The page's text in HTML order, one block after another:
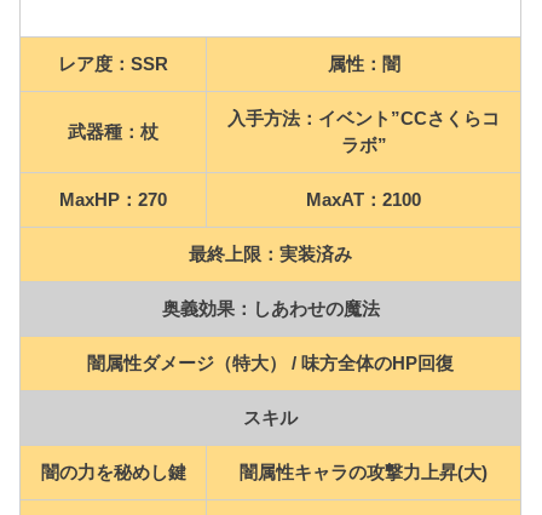
レア度：SSR 属性：闇
武器種：杖
入手方法：イベント”CCさくらコ
ラボ”
MaxHP：270 MaxAT：2100
最終上限：実装済み
奥義効果：しあわせの魔法
闇属性ダメージ（特大） / 味方全体のHP回復
スキル
闇の力を秘めし鍵 闇属性キャラの攻撃力上昇(大)